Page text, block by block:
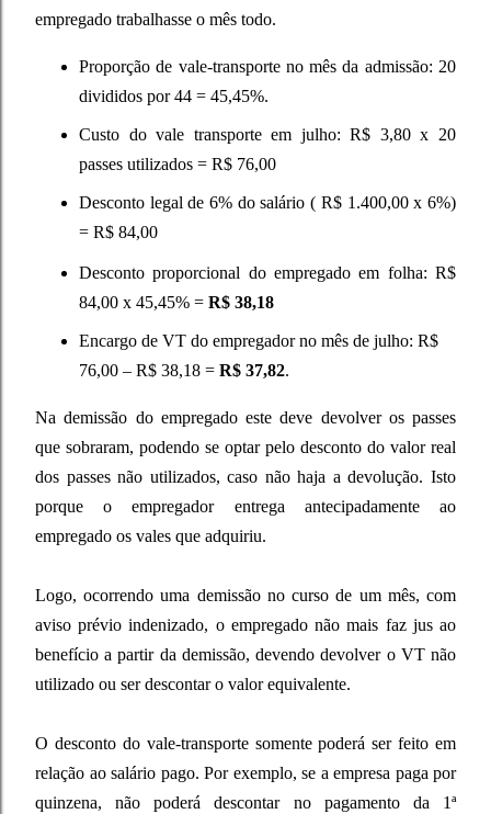
empregado trabalhasse o mês todo.
Proporção de vale-transporte no mês da admissão: 20
divididos por 44 = 45,45%.
Custo do vale transporte em julho: R$ 3,80 x 20
passes utilizados = R$ 76,00
Desconto legal de 6% do salário ( R$ 1.400,00 x 6%)
= R$ 84,00
Desconto proporcional do empregado em folha: R$
84,00 x 45,45% = R$ 38,18
Encargo de VT do empregador no mês de julho: R$
76,00 – R$ 38,18 = R$ 37,82.
Na demissão do empregado este deve devolver os passes
que sobraram, podendo se optar pelo desconto do valor real
dos passes não utilizados, caso não haja a devolução. Isto
porque o empregador entrega antecipadamente ao
empregado os vales que adquiriu.
Logo, ocorrendo uma demissão no curso de um mês, com
aviso prévio indenizado, o empregado não mais faz jus ao
benefício a partir da demissão, devendo devolver o VT não
utilizado ou ser descontar o valor equivalente.
O desconto do vale-transporte somente poderá ser feito em
relação ao salário pago. Por exemplo, se a empresa paga por
quinzena, não poderá descontar no pagamento da 1ª